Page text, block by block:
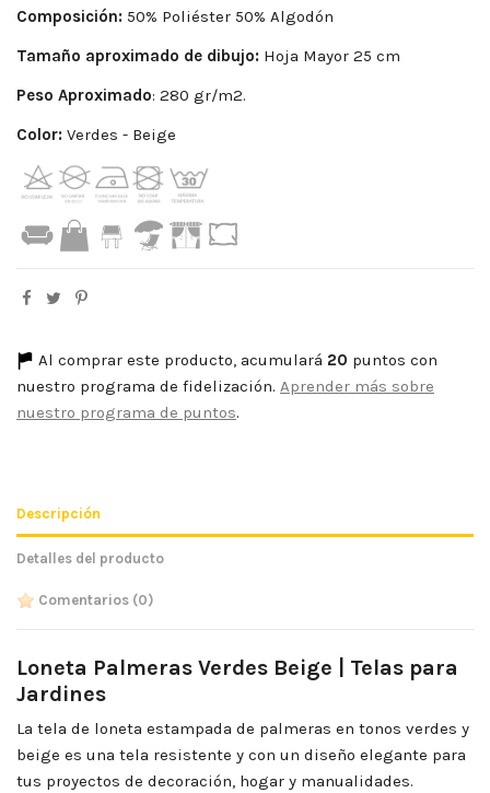
Composición: 50% Poliéster 50% Algodón
Tamaño aproximado de dibujo: Hoja Mayor 25 cm
Peso Aproximado: 280 gr/m2.
Color: Verdes - Beige
Al comprar este producto, acumulará 20 puntos con
nuestro programa de fidelización. Aprender más sobre
nuestro programa de puntos.
Descripción
Detalles del producto
Comentarios (0)
Loneta Palmeras Verdes Beige | Telas para
Jardines
La tela de loneta estampada de palmeras en tonos verdes y
beige es una tela resistente y con un diseño elegante para
tus proyectos de decoración, hogar y manualidades.